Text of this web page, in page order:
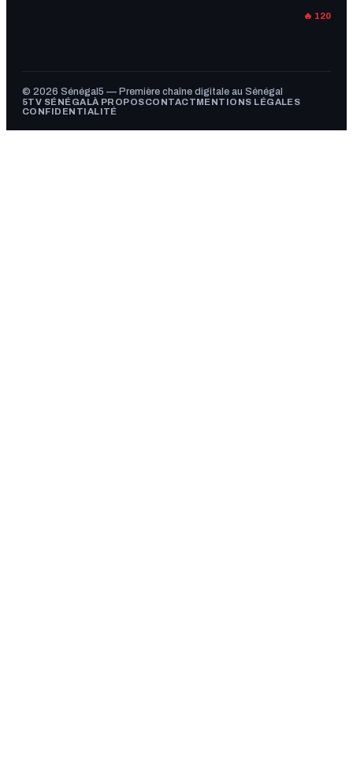
🔥 120
© 2026 Sénégal5 — Première chaîne digitale au Sénégal
5TV SÉNÉGALÀ PROPOSCONTACTMENTIONS LÉGALES
CONFIDENTIALITÉ